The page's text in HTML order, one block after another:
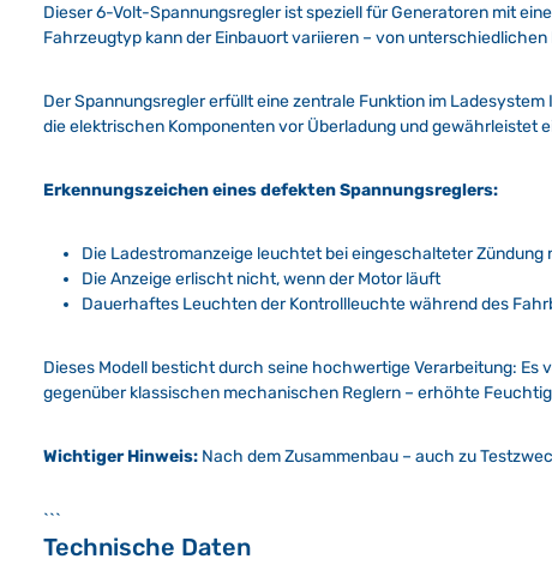
Dieser 6-Volt-Spannungsregler ist speziell für Generatoren mit
Fahrzeugtyp kann der Einbauort variieren – von
Der Spannungsregler erfüllt eine zentrale Funktion im
die elektrischen Komponenten vor Überladung und gewährleistet
Erkennungszeichen eines defekten Spannungsreglers:
Die Ladestromanzeige leuchtet bei eingeschalteter Zündung
Die Anzeige erlischt nicht, wenn der Motor läuft
Dauerhaftes Leuchten der Kontrollleuchte während des
Dieses Modell besticht durch seine hochwertige Verarbeitung:
gegenüber klassischen mechanischen Reglern – erhöhte
Wichtiger Hinweis: Nach dem Zusammenbau – auch zu
```
Technische Daten